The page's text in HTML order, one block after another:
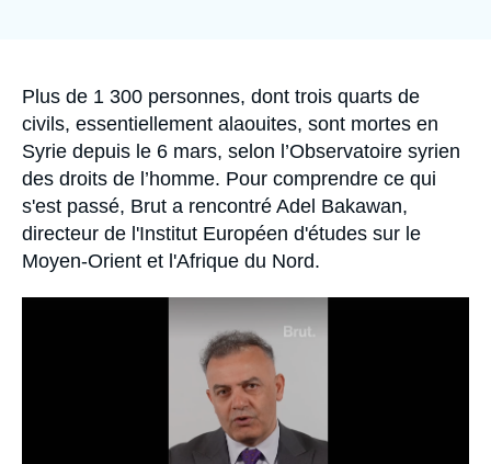
Accroche
Plus de 1 300 personnes, dont trois quarts de
civils, essentiellement alaouites, sont mortes en
Syrie depuis le 6 mars, selon l’Observatoire syrien
des droits de l’homme. Pour comprendre ce qui
s'est passé, Brut a rencontré Adel Bakawan,
directeur de l'Institut Européen d'études sur le
Moyen-Orient et l'Afrique du Nord.